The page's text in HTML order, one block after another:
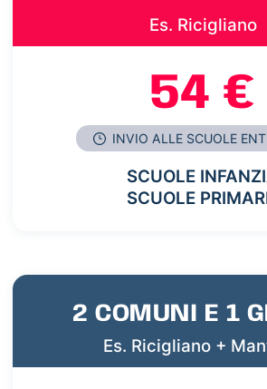
Es. Ricigliano
54 €
INVIO ALLE SCUOLE
SCUOLE
SCUOLE
2 COMUNI E 1
Es. Ricigliano +